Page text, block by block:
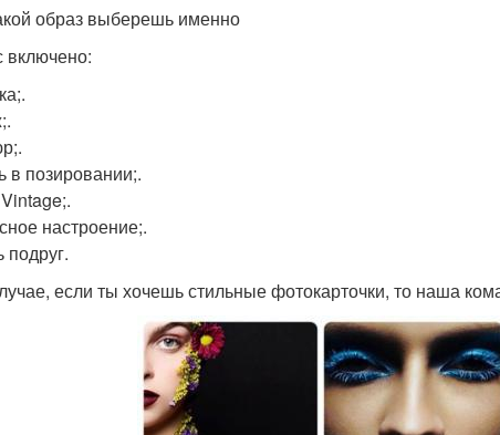
образ выберешь именно
включено:
позировании;.
настроение;.
подруг.
если ты хочешь стильные фотокарточки, то наша